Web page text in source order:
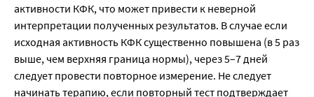
активности КФК, что может привести к неверной
интерпретации полученных результатов. В случае если
исходная активность КФК существенно повышена (в 5 раз
выше, чем верхняя граница нормы), через 5–7 дней
следует провести повторное измерение. Не следует
начинать терапию, если повторный тест подтверждает